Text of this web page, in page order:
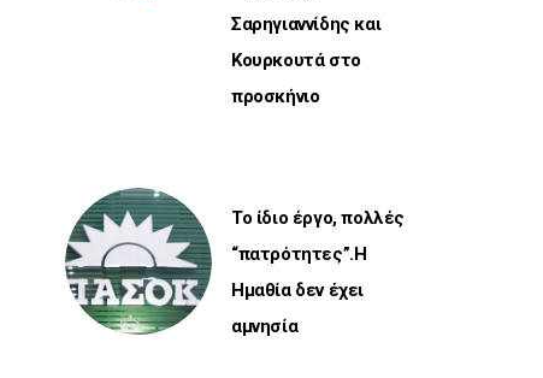
Σαρηγιαννίδης και
Κουρκουτά στο
προσκήνιο
Το ίδιο έργο, πολλές
“πατρότητες”.Η
Ημαθία δεν έχει
αμνησία